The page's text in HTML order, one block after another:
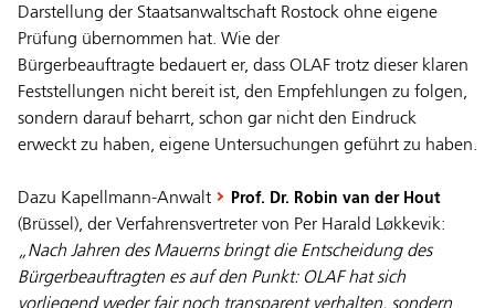
Darstellung der Staatsanwaltschaft Rostock ohne eigene
Prüfung übernommen hat. Wie der
Bürgerbeauftragte bedauert er, dass OLAF trotz dieser klaren
Feststellungen nicht bereit ist, den Empfehlungen zu folgen,
sondern darauf beharrt, schon gar nicht den Eindruck
erweckt zu haben, eigene Untersuchungen geführt zu haben.
Dazu Kapellmann-Anwalt Prof. Dr. Robin van der Hout
(Brüssel), der Verfahrensvertreter von Per Harald Løkkevik:
„Nach Jahren des Mauerns bringt die Entscheidung des
Bürgerbeauftragten es auf den Punkt: OLAF hat sich